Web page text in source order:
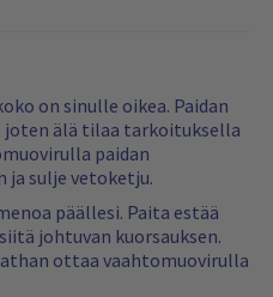
on sinulle oikea. Paidan
älä tilaa tarkoituksella
paidan
ja sulje vetoketju.
päällesi. Paita estää
johtuvan kuorsauksen.
ottaa vaahtomuovirulla